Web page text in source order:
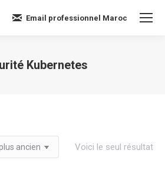
Email professionnel Maroc
Kubernetes
Voici le seul résultat